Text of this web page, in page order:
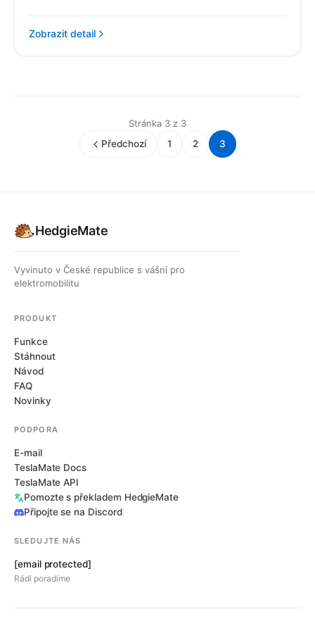
Zobrazit detail
Stránka 3 z 3
Předchozí
1 2 3
HedgieMate
Vyvinuto v České republice s vášní pro
elektromobilitu
PRODUKT
Funkce
Stáhnout
Návod
FAQ
Novinky
PODPORA
E-mail
TeslaMate Docs
TeslaMate API
Pomozte s překladem HedgieMate
Připojte se na Discord
SLEDUJTE NÁS
[email protected]
Rádi poradíme